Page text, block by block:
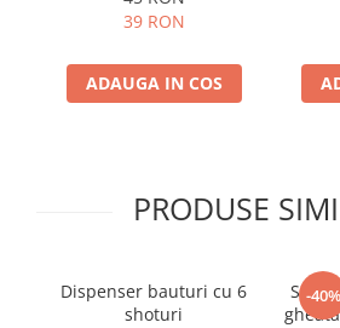
39 RON
ADAUGA IN COS
PRODUSE
Dispenser bauturi cu 6
shoturi
-40%
Set 4